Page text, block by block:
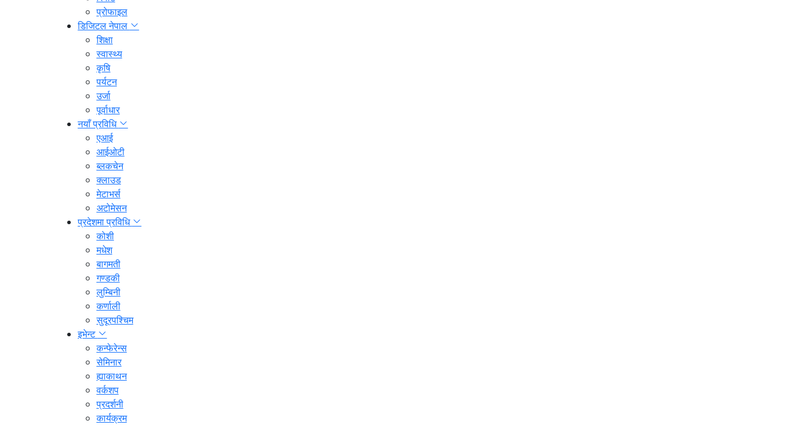
प्रोफाइल
डिजिटल नेपाल
शिक्षा
स्वास्थ्य
कृषि
पर्यटन
उर्जा
पूर्वाधार
नयाँ प्रविधि
एआई
आईओटी
ब्लकचेन
क्लाउड
मेटाभर्स
अटोमेसन
प्रदेशमा प्रविधि
कोशी
मधेश
बागमती
गण्डकी
लुम्बिनी
कर्णाली
सुदूरपश्चिम
इभेन्ट
कन्फेरेन्स
सेमिनार
ह्याकाथन
वर्कशप
प्रदर्शनी
कार्यक्रम